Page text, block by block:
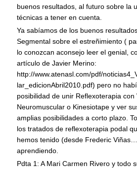
buenos resultados, al futuro sobre la
técnicas a tener en cuenta.
Ya sabíamos de los buenos
Segmental sobre el estreñimiento (
lo conozcan aconsejo leer el genial,
artículo de Javier Merino:
http://www.atenasl.com/pdf/
lar_edicionAbril2010.pdf) pero no
posibilidad de unir Reflexoterapia con
Neuromuscular o Kinesiotape y ver
amplias posibilidades a corto plazo.
los tratados de reflexoterapia podal
hemos tenido (desde Frederic
aprendiendo.
Pdta 1: A Mari Carmen Rivero y todo